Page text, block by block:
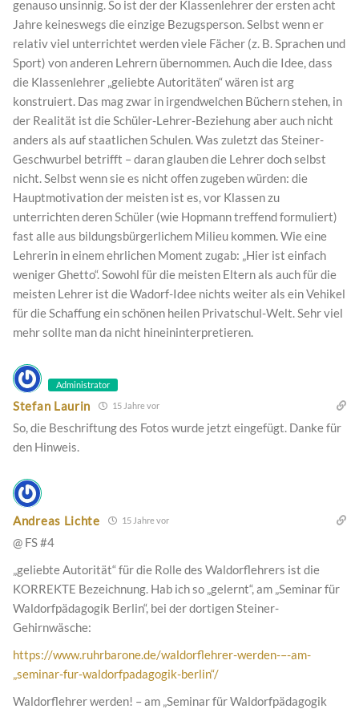
genauso unsinnig. So ist der der Klassenlehrer der ersten acht
Jahre keineswegs die einzige Bezugsperson. Selbst wenn er
relativ viel unterrichtet werden viele Fächer (z. B. Sprachen und
Sport) von anderen Lehrern übernommen. Auch die Idee, dass
die Klassenlehrer „geliebte Autoritäten“ wären ist arg
konstruiert. Das mag zwar in irgendwelchen Büchern stehen, in
der Realität ist die Schüler-Lehrer-Beziehung aber auch nicht
anders als auf staatlichen Schulen. Was zuletzt das Steiner-
Geschwurbel betrifft – daran glauben die Lehrer doch selbst
nicht. Selbst wenn sie es nicht offen zugeben würden: die
Hauptmotivation der meisten ist es, vor Klassen zu
unterrichten deren Schüler (wie Hopmann treffend formuliert)
fast alle aus bildungsbürgerlichem Milieu kommen. Wie eine
Lehrerin in einem ehrlichen Moment zugab: „Hier ist einfach
weniger Ghetto“. Sowohl für die meisten Eltern als auch für die
meisten Lehrer ist die Wadorf-Idee nichts weiter als ein Vehikel
für die Schaffung ein schönen heilen Privatschul-Welt. Sehr viel
mehr sollte man da nicht hineininterpretieren.
Administrator
Stefan Laurin 15 Jahre vor
So, die Beschriftung des Fotos wurde jetzt eingefügt. Danke für
den Hinweis.
Andreas Lichte 15 Jahre vor
@ FS #4
„geliebte Autorität“ für die Rolle des Waldorflehrers ist die
KORREKTE Bezeichnung. Hab ich so „gelernt“, am „Seminar für
Waldorfpädagogik Berlin“, bei der dortigen Steiner-
Gehirnwäsche:
https://www.ruhrbarone.de/waldorflehrer-werden-–-am-
„seminar-fur-waldorfpadagogik-berlin“/
Waldorflehrer werden! – am „Seminar für Waldorfpädagogik